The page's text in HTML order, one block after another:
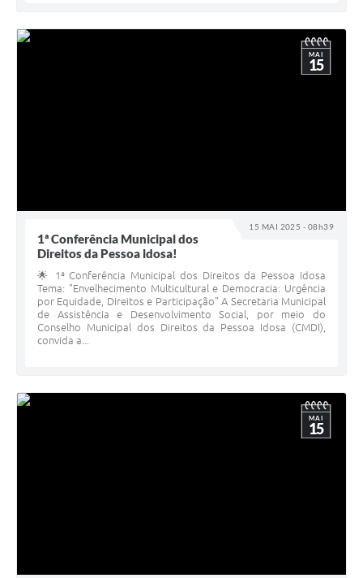
15 MAI 2025 - 08h39
MAI
15
1ª Conferência Municipal dos
Direitos da Pessoa ldosa!
🌟 1ª Conferência Municipal dos Direitos da Pessoa Idosa
Tema: "Envelhecimento Multicultural e Democracia: Urgência
por Equidade, Direitos e Participação" A Secretaria Municipal
de Assistência e Desenvolvimento Social, por meio do
Conselho Municipal dos Direitos da Pessoa Idosa (CMDI),
convida a...
MAI
15